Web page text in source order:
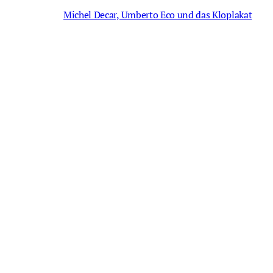
Michel Decar, Umberto Eco und das Kloplakat